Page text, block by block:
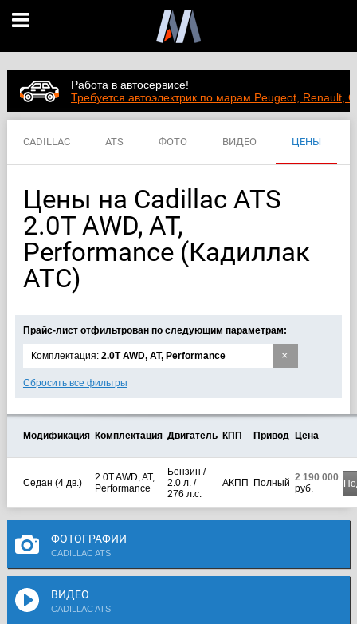
Работа в автосервисе!
Требуется автоэлектрик по марам Peugeot, Renault,
CADILLAC ATS ФОТО ВИДЕО ЦЕНЫ
Цены на Cadillac ATS
2.0T AWD, AT,
Performance (Кадиллак
АТС)
Прайс-лист отфильтрован по следующим параметрам:
×
Комплектация: 2.0T AWD, AT, Performance
Сбросить все фильтры
Модификация Комплектация Двигатель КПП Привод Цена
Седан (4 дв.)
2.0T AWD, AT,
Performance
Бензин /
2.0 л. /
276 л.с.
АКПП Полный 2 190 000
руб.
ФОТОГРАФИИ
CADILLAC ATS
ВИДЕО
CADILLAC ATS